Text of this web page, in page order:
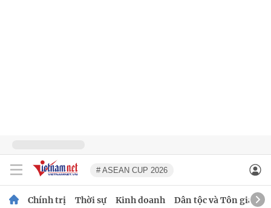
# ASEAN CUP 2026
Chính trị Thời sự Kinh doanh Dân tộc và Tôn giáo